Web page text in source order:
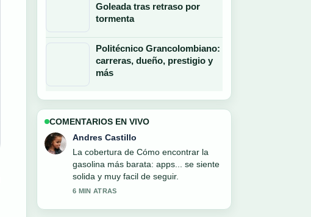
Goleada tras retraso por
tormenta
Politécnico Grancolombiano:
carreras, dueño, prestigio y
más
COMENTARIOS EN VIVO
Sofia Martinez
Muy buen trabajo de verificacion sobre
Reforma laboral en México: jornada de
40.... Mas medios deberian escribir
asi.